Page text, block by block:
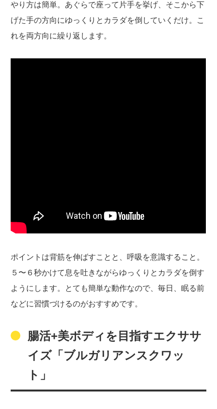
やり方は簡単。あぐらで座って片手を挙げ、そこから下
げた手の方向にゆっくりとカラダを倒していくだけ。こ
れを両方向に繰り返します。
ポイントは背筋を伸ばすことと、呼吸を意識すること。
５〜６秒かけて息を吐きながらゆっくりとカラダを倒す
ようにします。とても簡単な動作なので、毎日、眠る前
などに習慣づけるのがおすすめです。
腸活+美ボディを目指すエクササ
イズ「ブルガリアンスクワッ
ト」